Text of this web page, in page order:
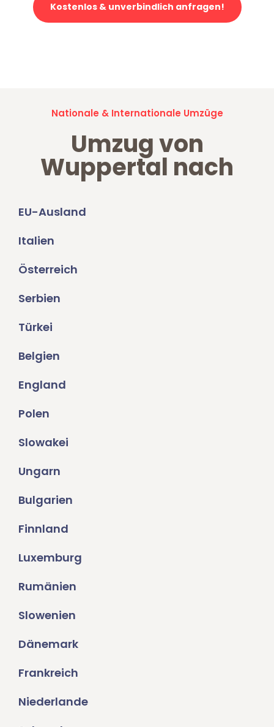
Kostenlos & unverbindlich anfragen!
Nationale & Internationale Umzüge
Umzug von
Wuppertal nach
EU-Ausland
Italien
Österreich
Serbien
Türkei
Belgien
England
Polen
Slowakei
Ungarn
Bulgarien
Finnland
Luxemburg
Rumänien
Slowenien
Dänemark
Frankreich
Niederlande